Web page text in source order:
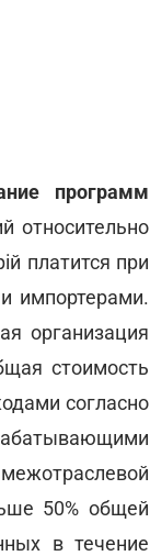
программ
относительно
платится при
импортерами.
организация
стоимость
согласно
50% общей
в течение